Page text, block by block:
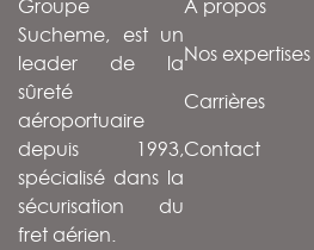
Groupe
Sucheme, est un
leader de la
sûreté
aéroportuaire
depuis 1993,
spécialisé dans la
sécurisation du
fret aérien.
À propos
Nos expertises
Carrières
Contact